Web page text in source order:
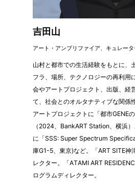
吉田山
アート・アンプリファイア、キュレータ
山村と都市での生活経験をもとに、
フラ、場所、テクノロジーの再利用
会やアートプロジェクト、出版、経
て、社会とのオルタナティブな関係
アートプロジェクトに「都市GENE
（2024、BankART Station、横浜
に「SSS: Super Spectrum
庫G1-5、東京)など。「ART SITE神
レクター。「ATAMI ART
ログラムディレクター。